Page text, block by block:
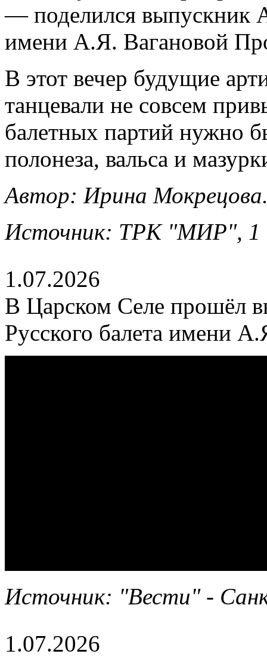
— поделился выпускник
имени А.Я. Вагановой
В этот вечер будущие
танцевали не совсем
балетных партий нужно
полонеза, вальса и
Автор: Ирина
Источник: ТРК "МИР", 1
1.07.2026
В Царском Селе прошёл
Русского балета имени
Источник: "Вести" -
1.07.2026